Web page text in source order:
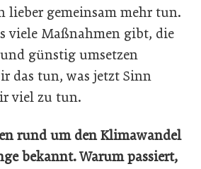
lieber gemeinsam mehr tun.
viele Maßnahmen gibt, die
günstig umsetzen
das tun, was jetzt Sinn
viel zu tun.
rund um den Klimawandel
bekannt. Warum passiert,